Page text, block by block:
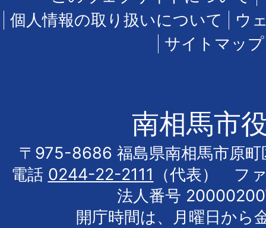
個人情報の取り扱いについて
ウ
サイトマップ
南相馬市
〒975-8686 福島県南相馬市原町
電話 0244-22-2111
（代表） フ
法人番号
開庁時間は、月曜日から